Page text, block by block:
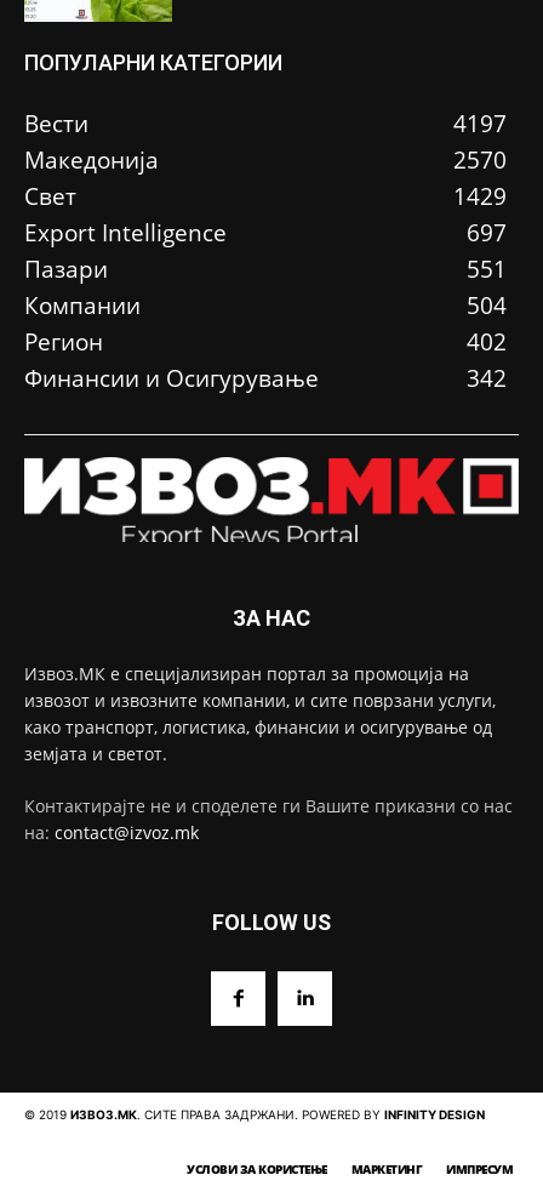
ПОПУЛАРНИ КАТЕГОРИИ
Вести
4197
Македонија
2570
Свет
1429
Еxport Intelligence
697
Пазари
551
Компании
504
Регион
402
Финансии и Осигурување
342
ЗА НАС
Извоз.МК е специјализиран портал за промоција на
извозот и извозните компании, и сите поврзани услуги,
како транспорт, логистика, финансии и осигурување од
земјата и светот.
Контактирајте не и споделете ги Вашите приказни со нас
на: contact@izvoz.mk
FOLLOW US
© 2019 ИЗВОЗ.МК. СИТЕ ПРАВА ЗАДРЖАНИ. POWERED BY INFINITY DESIGN
УСЛОВИ ЗА КОРИСТЕЊЕ МАРКЕТИНГ ИМПРЕСУМ